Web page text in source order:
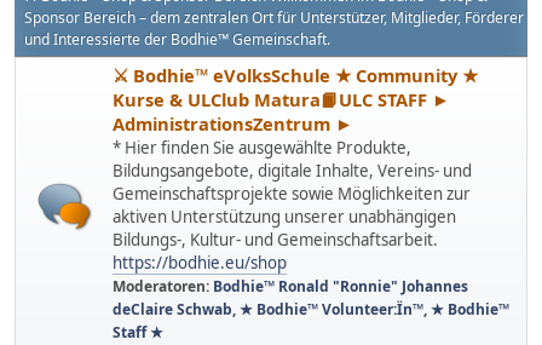
Sponsor Bereich – dem zentralen Ort für Unterstützer, Mitglieder, Förderer
und Interessierte der Bodhie™ Gemeinschaft.
⚔ Bodhie™ eVolksSchule ★ Community ★
Kurse & ULClub Matura📙ULC STAFF ►
AdministrationsZentrum ►
* Hier finden Sie ausgewählte Produkte,
Bildungsangebote, digitale Inhalte, Vereins- und
Gemeinschaftsprojekte sowie Möglichkeiten zur
aktiven Unterstützung unserer unabhängigen
Bildungs-, Kultur- und Gemeinschaftsarbeit.
https://bodhie.eu/shop
Moderatoren: Bodhie™ Ronald "Ronnie" Johannes
deClaire Schwab,★ Bodhie™ Volunteer:Ïn™,★ Bodhie™
Staff ★